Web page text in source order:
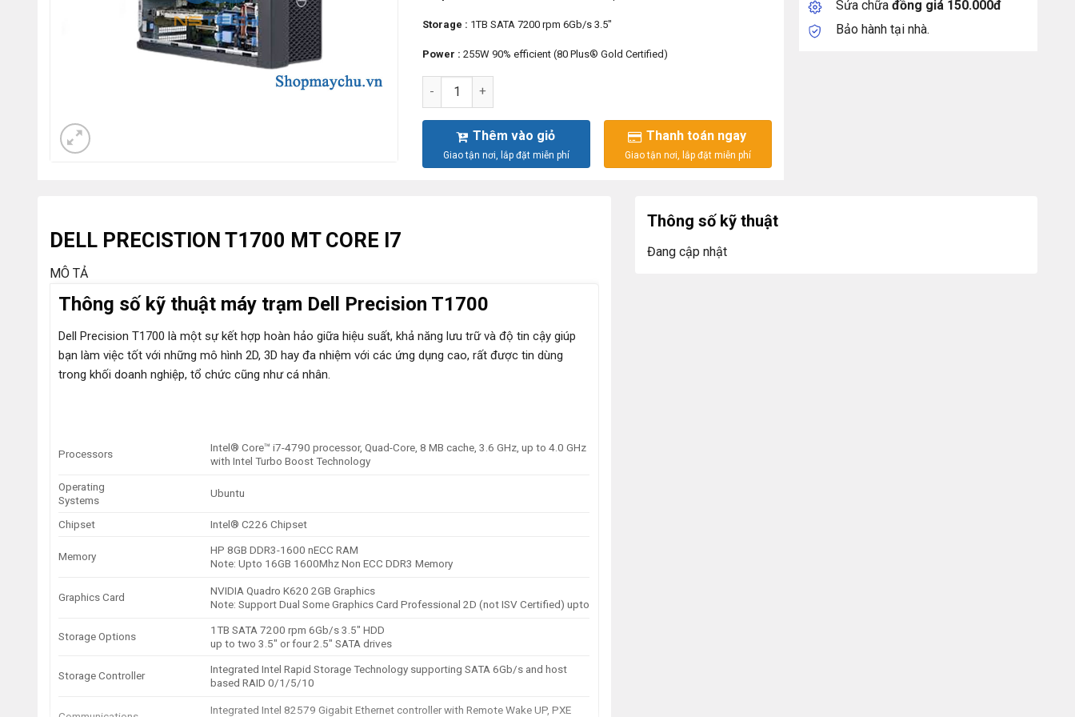
Storage : 1TB SATA 7200 rpm 6Gb/s 3.5″
Power : 255W 90% efficient (80 Plus® Gold Certified)
DELL PRECISTION T1700 MT CORE I7 số lượng
Thêm vào giỏ Thanh toán ngay
Sửa chữađồng giá 150.000đ
Bảo hành tại nhà.
DELL PRECISTION T1700 MT CORE I7
MÔ TẢ
Thông số kỹ thuật máy trạm Dell Precision T1700
Dell Precision T1700 là một sự kết hợp hoàn hảo giữa hiệu suất, khả năng lưu trữ và độ tin cậy giúp
bạn làm việc tốt với những mô hình 2D, 3D hay đa nhiệm với các ứng dụng cao, rất được tin dùng
trong khối doanh nghiệp, tổ chức cũng như cá nhân.
Processors
Intel® Core™ i7-4790 processor, Quad-Core, 8 MB cache, 3.6 GHz, up to 4.0 GHz
with Intel Turbo Boost Technology
Operating
Systems
Ubuntu
Chipset Intel® C226 Chipset
Memory
HP 8GB DDR3-1600 nECC RAM
Note: Upto 16GB 1600Mhz Non ECC DDR3 Memory
Graphics Card
NVIDIA Quadro K620 2GB Graphics
Note: Support Dual Some Graphics Card Professional 2D (not ISV Certified) upto
Storage Options
1TB SATA 7200 rpm 6Gb/s 3.5″ HDD
up to two 3.5″ or four 2.5″ SATA drives
Storage Controller
Integrated Intel Rapid Storage Technology supporting SATA 6Gb/s and host
based RAID 0/1/5/10
Integrated Intel 82579 Gigabit Ethernet controller with Remote Wake UP, PXE
Thông số kỹ thuật
Đang cập nhật